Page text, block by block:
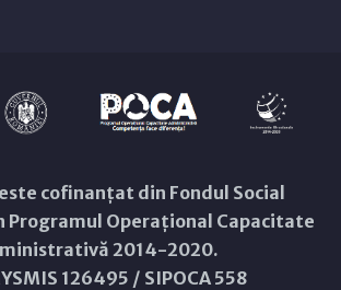
cofinanțat din Fondul Social
Programul Operațional Capacitate
2014-2020.
126495 / SIPOCA 558